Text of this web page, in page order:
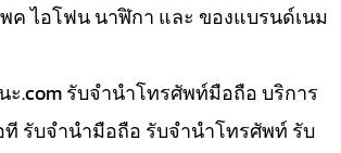
ค ไอโฟน นาฬิกา และ ของแบรนด์เนม
.com รับจำนำโทรศัพท์มือถือ บริการ
รับจำนำมือถือ รับจำนำโทรศัพท์ รับ